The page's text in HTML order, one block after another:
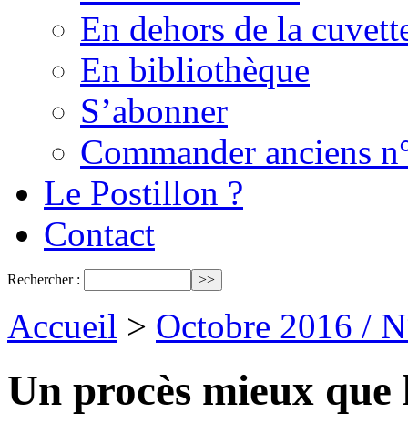
En dehors de la
En bibliothèque
S’abonner
Commander anciens
Le Postillon ?
Contact
Rechercher :
Accueil > Octobre 2016 /
Un procès mieux que